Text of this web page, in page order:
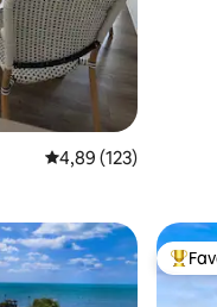
Prosječna ocjena:
4,89 (123)